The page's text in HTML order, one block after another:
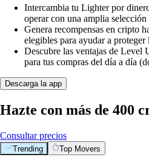
Intercambia tu Lighter por
operar con una amplia
Genera recompensas en cripto
elegibles para ayudar a proteger
Descubre las ventajas de Level
para tus compras del día a día
Descarga la app
Hazte con más de 400
Consultar precios
Trending Top Movers